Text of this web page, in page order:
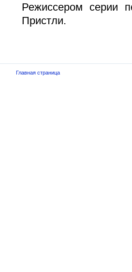
Режиссером серии
Пристли.
Главная страница